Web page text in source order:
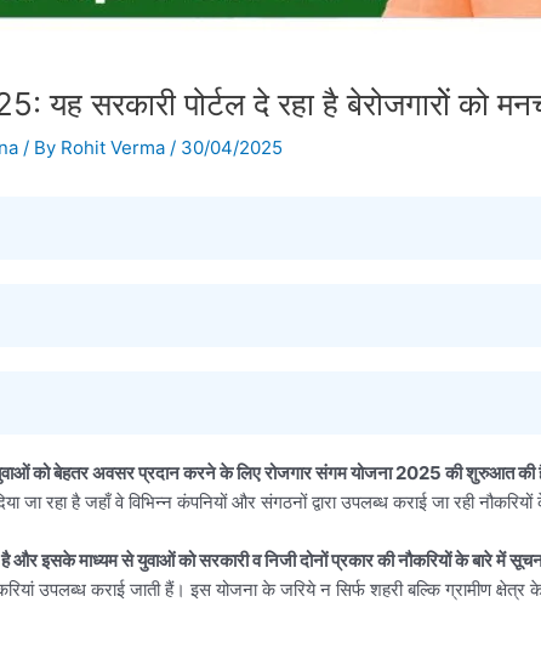
सरकारी पोर्टल दे रहा है बेरोजगारोें को
/ By Rohit Verma / 30/04/2025
को बेहतर अवसर प्रदान करने के लिए रोजगार संगम योजना 2025 की शुरुआत की
जा रहा है जहाँ वे विभिन्न कंपनियों और संगठनों द्वारा उपलब्ध कराई जा रही
इसके माध्यम से युवाओं को सरकारी व निजी दोनों प्रकार की नौकरियों के बारे में
उपलब्ध कराई जाती हैं। इस योजना के जरिये न सिर्फ शहरी बल्कि ग्रामीण क्षेत्र